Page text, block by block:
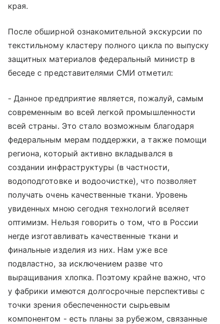
края.
После обширной ознакомительной экскурсии по
текстильному кластеру полного цикла по выпуску
защитных материалов федеральный министр в
беседе с представителями СМИ отметил:
- Данное предприятие является, пожалуй, самым
современным во всей легкой промышленности
всей страны. Это стало возможным благодаря
федеральным мерам поддержки, а также помощи
региона, который активно вкладывался в
создании инфраструктуры (в частности,
водоподготовке и водоочистке), что позволяет
получать очень качественные ткани. Уровень
увиденных мною сегодня технологий вселяет
оптимизм. Нельзя говорить о том, что в России
негде изготавливать качественные ткани и
финальные изделия из них. Нам уже все
подвластно, за исключением разве что
выращивания хлопка. Поэтому крайне важно, что
у фабрики имеются долгосрочные перспективы с
точки зрения обеспеченности сырьевым
компонентом - есть планы за рубежом, связанные